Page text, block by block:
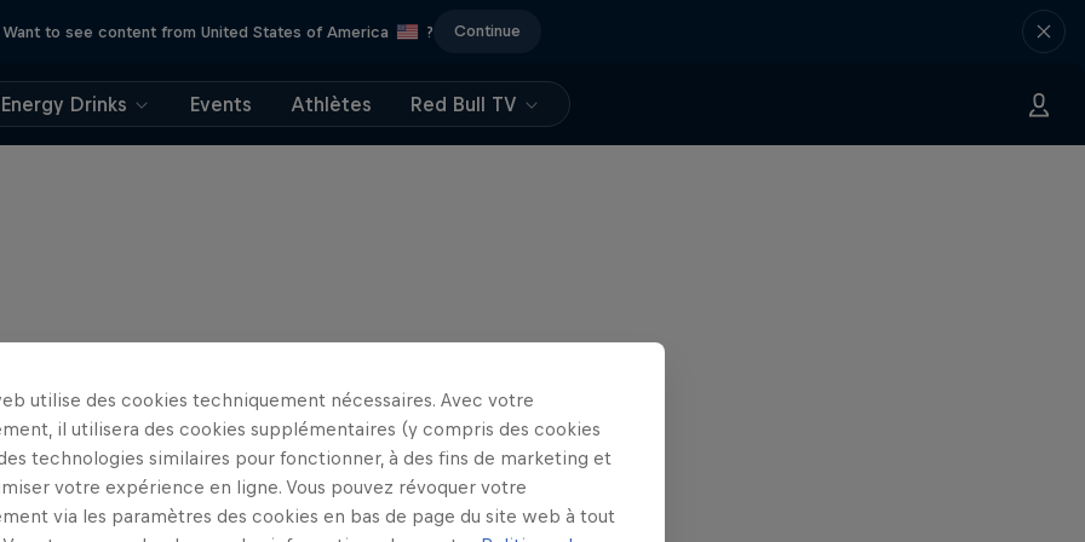
Want to see content from United States of America ? Continue
Energy Drinks Events Athlètes Red Bull TV
utilise des cookies techniquement nécessaires. Avec votre
il utilisera des cookies supplémentaires (y compris des cookies
technologies similaires pour fonctionner, à des fins de marketing et
votre expérience en ligne. Vous pouvez révoquer votre
via les paramètres des cookies en bas de page du site web à tout